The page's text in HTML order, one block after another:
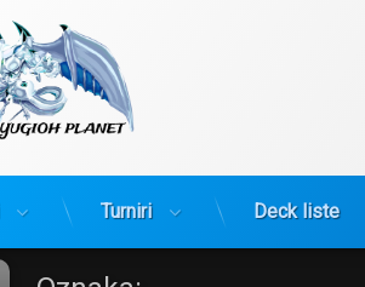
Turniri Deck liste